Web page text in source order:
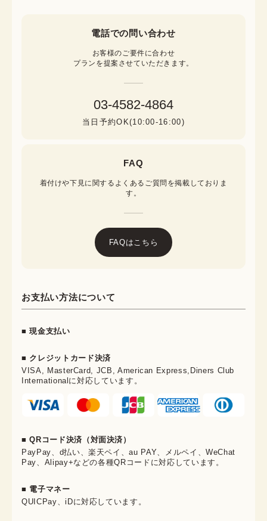
電話での問い合わせ
お客様のご要件に合わせ
プランを提案させていただきます。
03-4582-4864
当日予約OK(10:00-16:00)
FAQ
着付けや下見に関するよくあるご質問を掲載しておりま
す。
FAQはこちら
お支払い方法について
■ 現金支払い
■ クレジットカード決済
VISA, MasterCard, JCB, American Express,Diners Club
Internationalに対応しています。
■ QRコード決済（対面決済）
PayPay、d払い、楽天ペイ、au PAY、メルペイ、WeChat
Pay、Alipay+などの各種QRコードに対応しています。
■ 電子マネー
QUICPay、iDに対応しています。